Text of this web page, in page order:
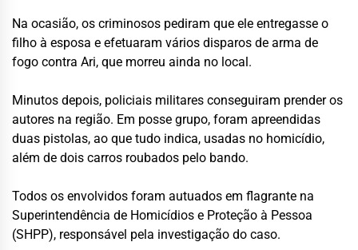
Na ocasião, os criminosos pediram que ele entregasse o
filho à esposa e efetuaram vários disparos de arma de
fogo contra Ari, que morreu ainda no local.
Minutos depois, policiais militares conseguiram prender os
autores na região. Em posse grupo, foram apreendidas
duas pistolas, ao que tudo indica, usadas no homicídio,
além de dois carros roubados pelo bando.
Todos os envolvidos foram autuados em flagrante na
Superintendência de Homicídios e Proteção à Pessoa
(SHPP), responsável pela investigação do caso.